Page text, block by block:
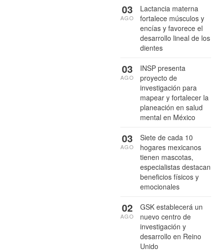
Lactancia materna
fortalece músculos y
encías y favorece el
desarrollo lineal de los
dientes
03
AGO
INSP presenta
proyecto de
investigación para
mapear y fortalecer la
planeación en salud
mental en México
03
AGO
Siete de cada 10
hogares mexicanos
tienen mascotas,
especialistas destacan
beneficios físicos y
emocionales
03
AGO
GSK establecerá un
nuevo centro de
investigación y
desarrollo en Reino
Unido
02
AGO